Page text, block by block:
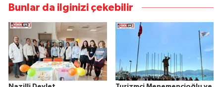
Bunlar da ilginizi çekebilir